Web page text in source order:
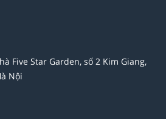
Five Star Garden, số 2 Kim Giang,
Nội